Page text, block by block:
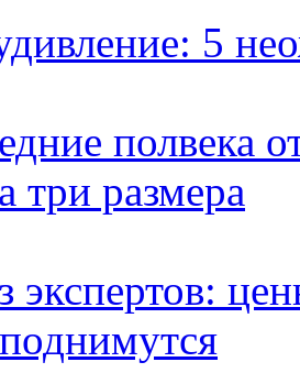
5
полвека
три размера
экспертов: